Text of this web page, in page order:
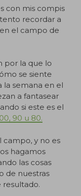
con mis compis
recordar a
el campo de
por la que lo
se siente
la semana en el
a fantasear
si este es el
90 u 80.
campo, y no es
hagamos
las cosas
de nuestras
resultado.